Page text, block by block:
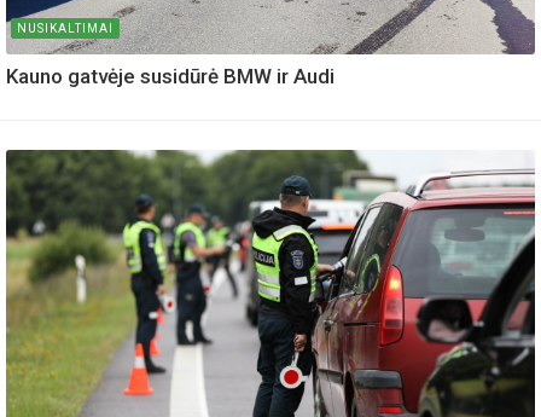
NUSIKALTIMAI
Kauno gatvėje susidūrė BMW ir Audi